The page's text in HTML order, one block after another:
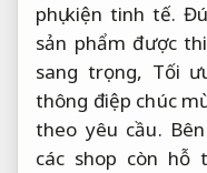
phụ kiện tinh tế.
sản phẩm được
sang trọng, Tối
thông điệp chúc
theo yêu cầu.
các shop còn